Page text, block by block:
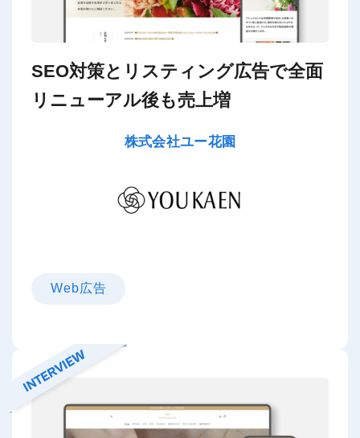
SEO対策とリスティング広告で全面
リニューアル後も売上増
株式会社ユー花園
Web広告